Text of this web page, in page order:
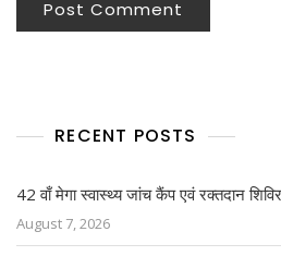
RECENT POSTS
42 वाँ मेगा स्वास्थ्य जांच कैंप एवं रक्तदान
August 7, 2026